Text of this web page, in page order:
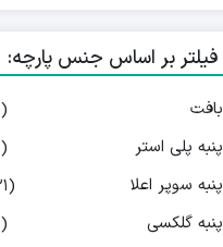
فیلتر بر اساس جنس پارچه:
بافت
(1)
پنبه پلی استر
(1)
پنبه سوپر اعلا
(21)
پنبه گلکسی
(1)